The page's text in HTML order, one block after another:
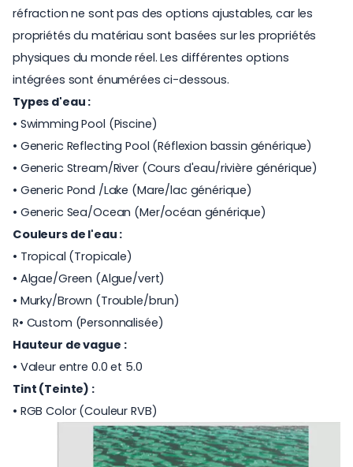
réfraction ne sont pas des options ajustables, car les
propriétés du matériau sont basées sur les propriétés
physiques du monde réel. Les différentes options
intégrées sont énumérées ci-dessous.
Types d'eau :
• Swimming Pool (Piscine)
• Generic Reflecting Pool (Réflexion bassin générique)
• Generic Stream/River (Cours d'eau/rivière générique)
• Generic Pond /Lake (Mare/lac générique)
• Generic Sea/Ocean (Mer/océan générique)
Couleurs de l'eau :
• Tropical (Tropicale)
• Algae/Green (Algue/vert)
• Murky/Brown (Trouble/brun)
R• Custom (Personnalisée)
Hauteur de vague :
• Valeur entre 0.0 et 5.0
Tint (Teinte) :
• RGB Color (Couleur RVB)